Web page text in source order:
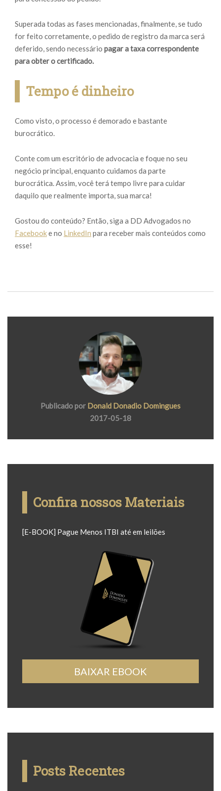
Superada todas as fases mencionadas, finalmente, se tudo
for feito corretamente, o pedido de registro da marca será
deferido, sendo necessário pagar a taxa correspondente
para obter o certificado.
Tempo é dinheiro
Como visto, o processo é demorado e bastante
burocrático.
Conte com um escritório de advocacia e foque no seu
negócio principal, enquanto cuidamos da parte
burocrática. Assim, você terá tempo livre para cuidar
daquilo que realmente importa, sua marca!
Gostou do conteúdo? Então, siga a DD Advogados no
Facebooke no LinkedIn para receber mais conteúdos como
esse!
Publicado por Donald Donadio Domingues
2017-05-18
Confira nossos Materiais
[E-BOOK] Pague Menos ITBI até em leilões
BAIXAR EBOOK
Posts Recentes